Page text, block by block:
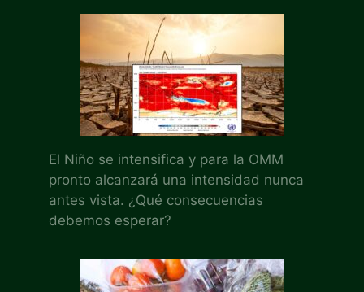
El Niño se intensifica y para la OMM
pronto alcanzará una intensidad nunca
antes vista. ¿Qué consecuencias
debemos esperar?